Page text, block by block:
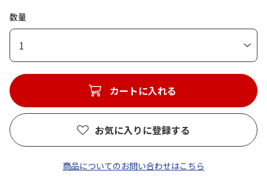
数量
1
カートに入れる
お気に入りに登録する
商品についてのお問い合わせはこちら